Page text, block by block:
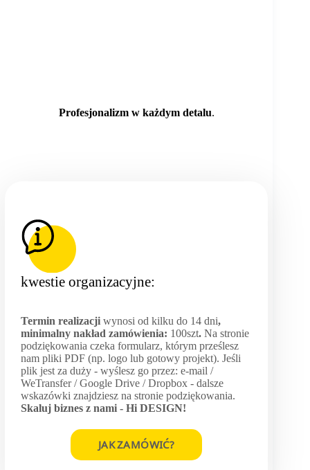
Profesjonalizm w każdym detalu.
kwestie organizacyjne:
Termin realizacji wynosi od kilku do 14 dni,
minimalny nakład zamówienia: 100szt. Na stronie
podziękowania czeka formularz, którym prześlesz
nam pliki PDF (np. logo lub gotowy projekt). Jeśli
plik jest za duży - wyślesz go przez: e-mail /
WeTransfer / Google Drive / Dropbox - dalsze
wskazówki znajdziesz na stronie podziękowania.
Skaluj biznes z nami - Hi DESIGN!
JAK ZAMÓWIĆ?